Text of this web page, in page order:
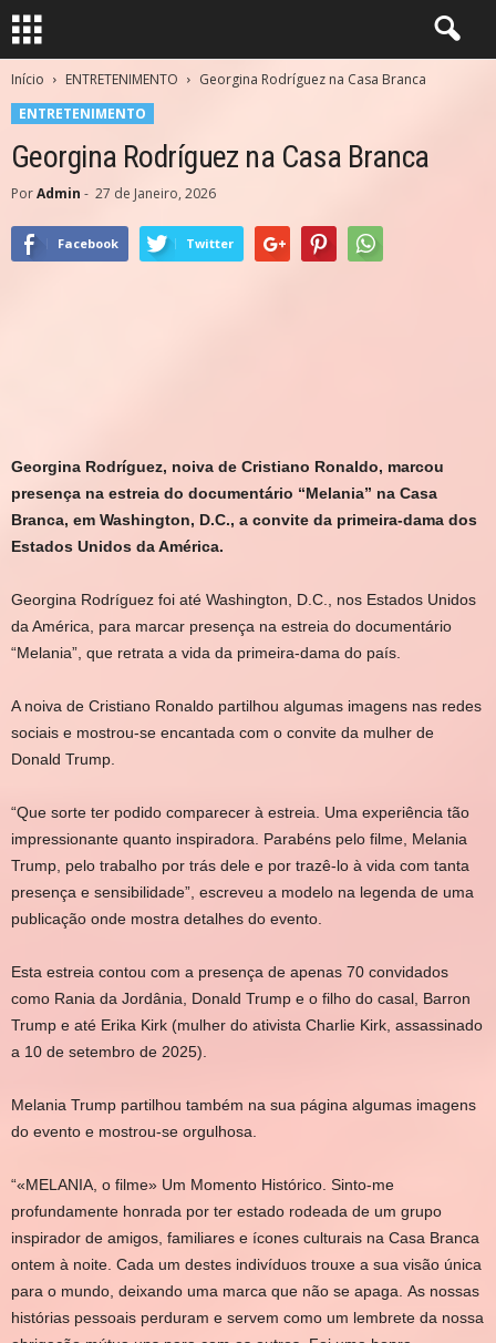
Início ENTRETENIMENTO
Georgina Rodríguez na Casa Branca
ENTRETENIMENTO
Georgina Rodríguez na Casa Branca
PorAdmin - 27 de Janeiro, 2026
Facebook Twitter
Georgina Rodríguez, noiva de Cristiano Ronaldo, marcou
presença na estreia do documentário “Melania” na Casa
Branca, em Washington, D.C., a convite da primeira-dama dos
Estados Unidos da América.
Georgina Rodríguez foi até Washington, D.C., nos Estados Unidos
da América, para marcar presença na estreia do documentário
“Melania”, que retrata a vida da primeira-dama do país.
A noiva de Cristiano Ronaldo partilhou algumas imagens nas redes
sociais e mostrou-se encantada com o convite da mulher de
Donald Trump.
“Que sorte ter podido comparecer à estreia. Uma experiência tão
impressionante quanto inspiradora. Parabéns pelo filme, Melania
Trump, pelo trabalho por trás dele e por trazê-lo à vida com tanta
presença e sensibilidade”, escreveu a modelo na legenda de uma
publicação onde mostra detalhes do evento.
Esta estreia contou com a presença de apenas 70 convidados
como Rania da Jordânia, Donald Trump e o filho do casal, Barron
Trump e até Erika Kirk (mulher do ativista Charlie Kirk, assassinado
a 10 de setembro de 2025).
Melania Trump partilhou também na sua página algumas imagens
do evento e mostrou-se orgulhosa.
“«MELANIA, o filme» Um Momento Histórico. Sinto-me
profundamente honrada por ter estado rodeada de um grupo
inspirador de amigos, familiares e ícones culturais na Casa Branca
ontem à noite. Cada um destes indivíduos trouxe a sua visão única
para o mundo, deixando uma marca que não se apaga. As nossas
histórias pessoais perduram e servem como um lembrete da nossa